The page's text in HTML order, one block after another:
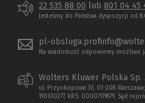
22 535 88 00 lub 801 04 45
Jesteśmy do Państwa dyspozycji od
pl-
Na wiadomość odpowiemy możliwe
Wolters Kluwer Polska Sp.
ul. Przyokopowa 33, 01-208 Warszawa;
190610277, KRS: 0000709879, Sąd